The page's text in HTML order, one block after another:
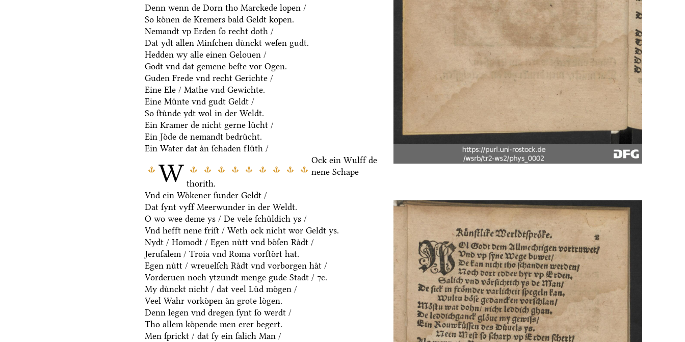
W
Denn wenn de Dorn tho Marckede lopen /
So koͤnen de Kremers bald Geldt kopen.
Nemandt vp Erden ſo recht doth /
Dat ydt allen Minſchen duͤnckt weſen gudt.
Hedden wy alle einen Gelouen /
Godt vnd dat gemene beſte vor Ogen.
Guden Frede vnd recht Gerichte /
Eine Ele / Mathe vnd Gewichte.
Eine Muͤnte vnd gudt Geldt /
So ſtuͤnde ydt wol in der Weldt.
Ein Kramer de nicht gerne luͤcht /
Ein Joͤde de nemandt bedruͤcht.
Ein Water dat aͤn ſchaden fluͤth /
Ock ein Wulff de
nene Schape
thorith.
Vnd ein Woͤkener ſunder Geldt /
Dat ſynt vyff Meerwunder in der Weldt.
O wo wee deme ys / De vele ſchuͤldich ys /
Vnd hefft nene friſt / Weth ock nicht wor Geldt ys.
Nydt / Homodt / Egen nuͤtt vnd boͤſen Raͤdt /
Jeruſalem / Troia vnd Roma vorſtoͤrt hat.
Egen nuͤtt / wreuelſch Raͤdt vnd vorborgen haͤt /
Vorderuen noch ytzundt menge gude Stadt / ⁊c.
My duͤnckt nicht / dat veel Luͤd moͤgen /
Veel Wahr vorkoͤpen aͤn grote loͤgen.
Denn legen vnd dregen ſynt ſo werdt /
Tho allem koͤpende men erer begert.
Men ſprickt / dat ſy ein ſalich Man /